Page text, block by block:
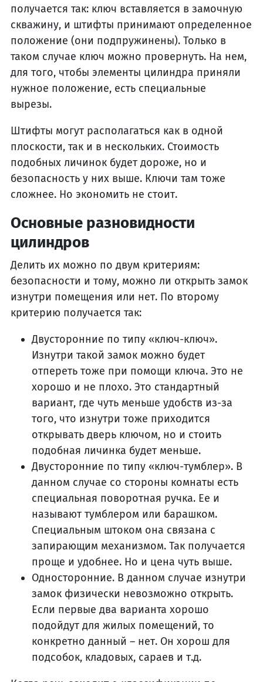
получается так: ключ вставляется в замочную
скважину, и штифты принимают определенное
положение (они подпружинены). Только в
таком случае ключ можно провернуть. На нем,
для того, чтобы элементы цилиндра приняли
нужное положение, есть специальные
вырезы.
Штифты могут располагаться как в одной
плоскости, так и в нескольких. Стоимость
подобных личинок будет дороже, но и
безопасность у них выше. Ключи там тоже
сложнее. Но экономить не стоит.
Основные разновидности
цилиндров
Делить их можно по двум критериям:
безопасности и тому, можно ли открыть замок
изнутри помещения или нет. По второму
критерию получается так:
Двусторонние по типу «ключ-ключ».
Изнутри такой замок можно будет
отпереть тоже при помощи ключа. Это не
хорошо и не плохо. Это стандартный
вариант, где чуть меньше удобств из-за
того, что изнутри тоже приходится
открывать дверь ключом, но и стоить
подобная личинка будет меньше.
Двусторонние по типу «ключ-тумблер». В
данном случае со стороны комнаты есть
специальная поворотная ручка. Ее и
называют тумблером или барашком.
Специальным штоком она связана с
запирающим механизмом. Так получается
проще и удобнее. Но и цена чуть выше.
Односторонние. В данном случае изнутри
замок физически невозможно открыть.
Если первые два варианта хорошо
подойдут для жилых помещений, то
конкретно данный – нет. Он хорош для
подсобок, кладовых, сараев и т.д.